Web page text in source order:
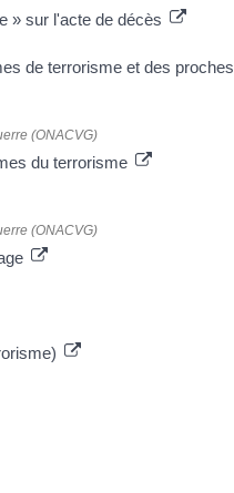
» sur l'acte de décès
de terrorisme et des proches
(ONACVG)
du terrorisme
(ONACVG)